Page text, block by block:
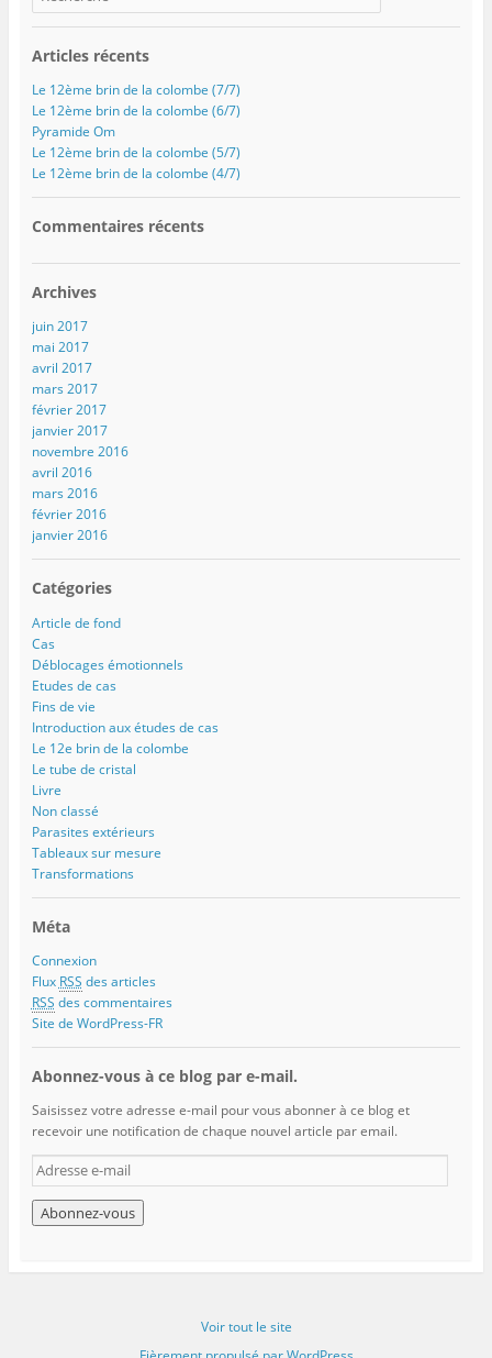
Articles récents
Le 12ème brin de la colombe (7/7)
Le 12ème brin de la colombe (6/7)
Pyramide Om
Le 12ème brin de la colombe (5/7)
Le 12ème brin de la colombe (4/7)
Commentaires récents
Archives
juin 2017
mai 2017
avril 2017
mars 2017
février 2017
janvier 2017
novembre 2016
avril 2016
mars 2016
février 2016
janvier 2016
Catégories
Article de fond
Cas
Déblocages émotionnels
Etudes de cas
Fins de vie
Introduction aux études de cas
Le 12e brin de la colombe
Le tube de cristal
Livre
Non classé
Parasites extérieurs
Tableaux sur mesure
Transformations
Méta
Connexion
Flux RSS des articles
RSS des commentaires
Site de WordPress-FR
Abonnez-vous à ce blog par e-mail.
Saisissez votre adresse e-mail pour vous abonner à ce blog et
recevoir une notification de chaque nouvel article par email.
A
d
r
e
s
Voir tout le site